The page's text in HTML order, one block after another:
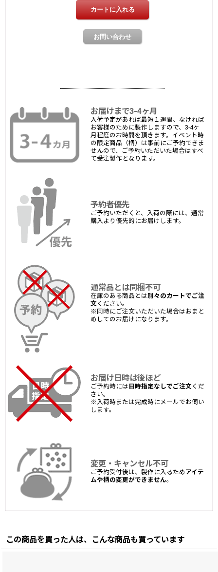
お届けまで3-4ヶ月
入荷予定があれば最短１週間、なければ
お客様のために製作しますので、3-4ヶ
月程度のお時間を頂きます。イベント時
の限定商品（柄）は事前にご予約できま
せんので、ご予約いただいた場合はすべ
て受注製作となります。
予約者優先
ご予約いただくと、入荷の際には、通常
購入より優先的にお届けします。
通常品とは同梱不可
在庫のある商品とは別々のカートでご注
文 ください。
※同時にご注文いただいた場合はおまと
めしてのお届けになります。
お届け日時は後ほど
ご予約時には 日時指定なしでご注文 くだ
さい。
※入荷時または完成時にメールでお伺い
します。
変更・キャンセル不可
ご予約受付後は、製作に入るため アイテ
ムや柄の変更ができません。
この商品を買った人は、こんな商品も買っています